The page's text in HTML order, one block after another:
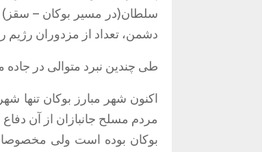
سلطان(در مسیر بوکان – سقز)
دشمن، تعداد از مزدوران رژیم
طی چندین نبرد متوالی در
اکنون شهر مبارز بوکان تنها
مردم مسلح جانبازان از آن
بوکان بوده است ولی